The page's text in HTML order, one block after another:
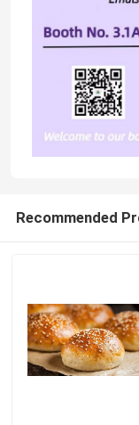
Recommended